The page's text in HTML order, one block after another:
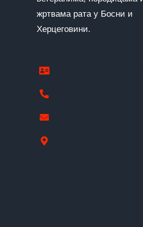
жртвама рата у Босни и
Херцеговини.